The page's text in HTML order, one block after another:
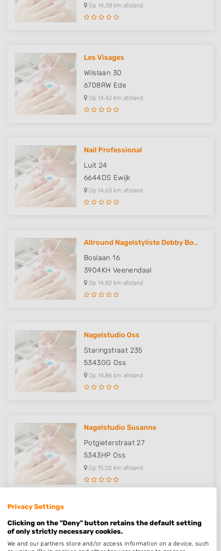
Op 14,38 km afstand
Les Visages
Wilslaan 30
6708RW Ede
Op 14,42 km afstand
Nail Professional
Luit 24
6644DS Ewijk
Op 14,63 km afstand
Allround Nagelstyliste Debby Bo..
Boslaan 16
3904KH Veenendaal
Op 14,82 km afstand
Nagelstudio Oss
Staringstraat 235
5343GG Oss
Op 14,86 km afstand
Nagelstudio Susanne
Potgieterstraat 27
5343HP Oss
Op 15,02 km afstand
Precious Nails & Beauty
HH Stoel 4304
6601WB Wijchen
Privacy Settings
Clicking on the "Deny" button retains the default setting
of only strictly necessary cookies.
We and our partners store and/or access information on a device, such